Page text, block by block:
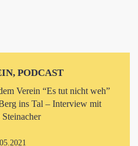
PODCAST
Verein “Es tut nicht weh”
ins Tal – Interview mit
Steinacher